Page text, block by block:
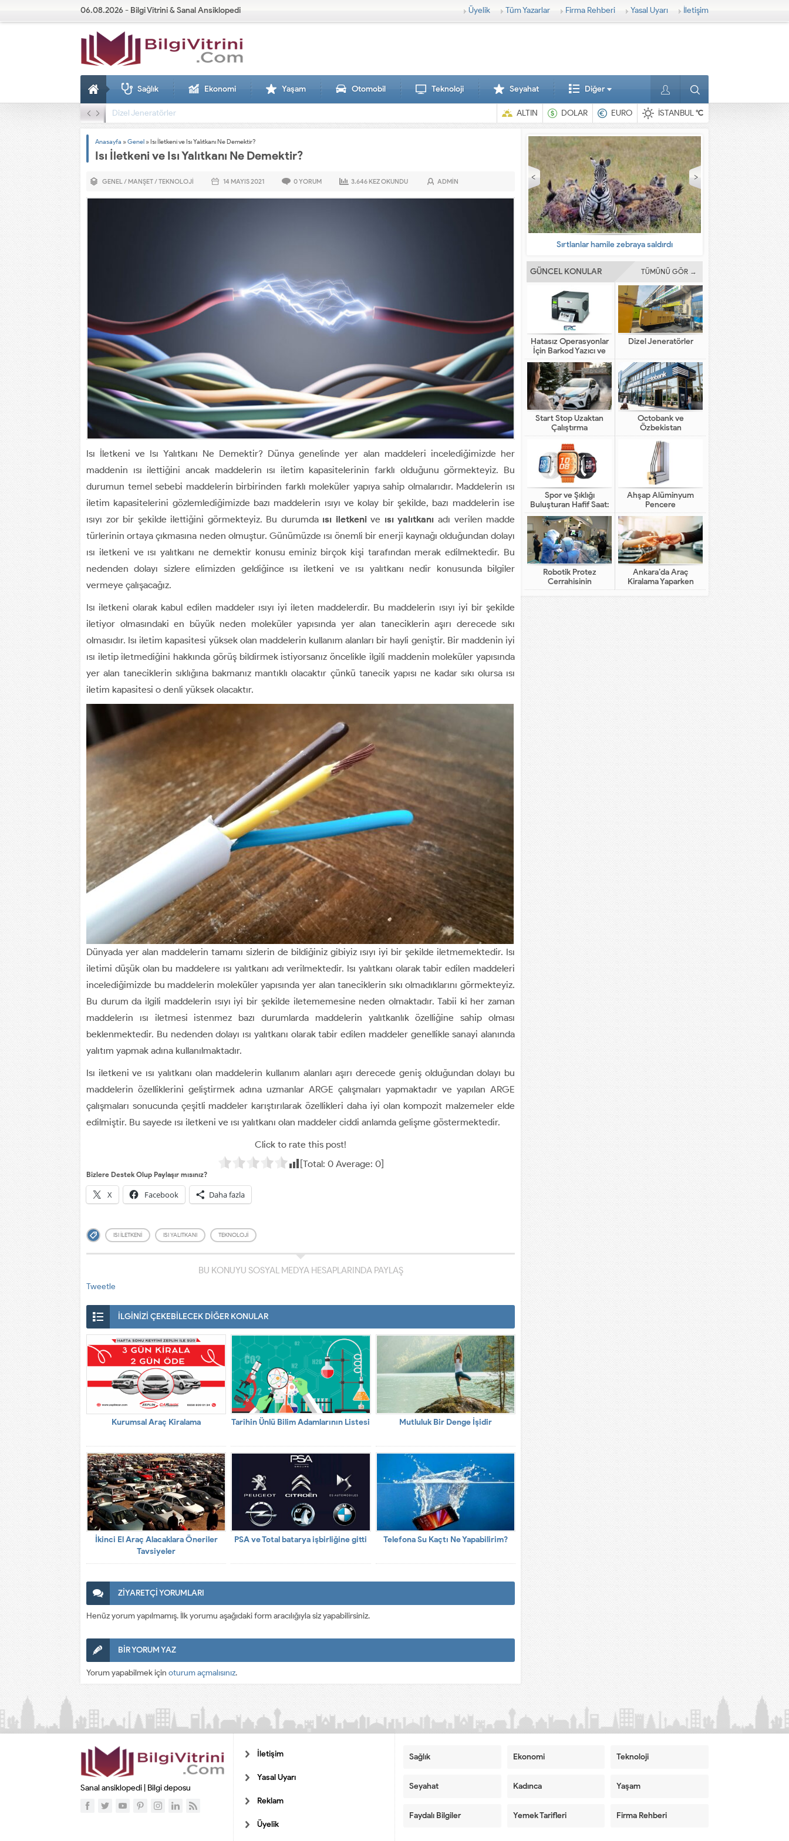
06.08.2026 - Bilgi Vitrini & Sanal Ansiklopedi Üyelik Tüm Yazarlar Firma Rehberi Yasal Uyarı İletişim
Sağlık Ekonomi Yaşam Otomobil Teknoloji Seyahat Diğer
Dizel Jeneratörler ALTIN DOLAR EURO İSTANBUL°C
Anasayfa »Genel »Isı İletkeni ve Isı Yalıtkanı Ne Demektir?
Isı İletkeni ve Isı Yalıtkanı Ne Demektir?
GENEL/ MANŞET/TEKNOLOJI 14 MAYIS2021 0YORUM 3.646 KEZ OKUNDU ADMIN
Isı İletkeni ve Isı Yalıtkanı Ne Demektir? Dünya genelinde yer alan maddeleri incelediğimizde her
maddenin ısı ilettiğini ancak maddelerin ısı iletim kapasitelerinin farklı olduğunu görmekteyiz. Bu
durumun temel sebebi maddelerin birbirinden farklı moleküler yapıya sahip olmalarıdır. Maddelerin ısı
iletim kapasitelerini gözlemlediğimizde bazı maddelerin ısıyı ve kolay bir şekilde, bazı maddelerin ise
ısıyı zor bir şekilde ilettiğini görmekteyiz. Bu durumda ısı iletkenive ısı yalıtkanı adı verilen madde
türlerinin ortaya çıkmasına neden olmuştur. Günümüzde ısı önemli bir enerji kaynağı olduğundan dolayı
ısı iletkeni ve ısı yalıtkanı ne demektir konusu eminiz birçok kişi tarafından merak edilmektedir. Bu
nedenden dolayı sizlere elimizden geldiğince ısı iletkeni ve ısı yalıtkanı nedir konusunda bilgiler
vermeye çalışacağız.
Isı iletkeni olarak kabul edilen maddeler ısıyı iyi ileten maddelerdir. Bu maddelerin ısıyı iyi bir şekilde
iletiyor olmasındaki en büyük neden moleküler yapısında yer alan taneciklerin aşırı derecede sıkı
olmasıdır. Isı iletim kapasitesi yüksek olan maddelerin kullanım alanları bir hayli geniştir. Bir maddenin iyi
ısı iletip iletmediğini hakkında görüş bildirmek istiyorsanız öncelikle ilgili maddenin moleküler yapısında
yer alan taneciklerin sıklığına bakmanız mantıklı olacaktır çünkü tanecik yapısı ne kadar sıkı olursa ısı
iletim kapasitesi o denli yüksek olacaktır.
Dünyada yer alan maddelerin tamamı sizlerin de bildiğiniz gibiyiz ısıyı iyi bir şekilde iletmemektedir. Isı
iletimi düşük olan bu maddelere ısı yalıtkanı adı verilmektedir. Isı yalıtkanı olarak tabir edilen maddeleri
incelediğimizde bu maddelerin moleküler yapısında yer alan taneciklerin sıkı olmadıklarını görmekteyiz.
Bu durum da ilgili maddelerin ısıyı iyi bir şekilde iletememesine neden olmaktadır. Tabii ki her zaman
maddelerin ısı iletmesi istenmez bazı durumlarda maddelerin yalıtkanlık özelliğine sahip olması
beklenmektedir. Bu nedenden dolayı ısı yalıtkanı olarak tabir edilen maddeler genellikle sanayi alanında
yalıtım yapmak adına kullanılmaktadır.
Isı iletkeni ve ısı yalıtkanı olan maddelerin kullanım alanları aşırı derecede geniş olduğundan dolayı bu
maddelerin özelliklerini geliştirmek adına uzmanlar ARGE çalışmaları yapmaktadır ve yapılan ARGE
çalışmaları sonucunda çeşitli maddeler karıştırılarak özellikleri daha iyi olan kompozit malzemeler elde
edilmiştir. Bu sayede ısı iletkeni ve ısı yalıtkanı olan maddeler ciddi anlamda gelişme göstermektedir.
Click to rate this post!
[Total: 0Average: 0]
Bizlere Destek Olup Paylaşır mısınız?
X Facebook Daha fazla
ISI ILETKENI ISI YALITKANI TEKNOLOJI
BU KONUYU SOSYAL MEDYA HESAPLARINDA PAYLAŞ
Tweetle
İLGİNİZİ ÇEKEBİLECEK DİĞER KONULAR
Kurumsal Araç Kiralama Tarihin Ünlü Bilim Adamlarının Listesi Mutluluk Bir Denge İşidir
İkinci El Araç Alacaklara Öneriler
Tavsiyeler
PSA ve Total batarya işbirliğine gitti Telefona Su Kaçtı Ne Yapabilirim?
ZİYARETÇİ YORUMLARI
Henüz yorum yapılmamış. İlk yorumu aşağıdaki form aracılığıyla siz yapabilirsiniz.
BİR YORUM YAZ
Yorum yapabilmek için oturum açmalısınız.
En ilginç hayvanlar
GÜNCEL KONULAR TÜMÜNÜ GÖR →
Hatasız Operasyonlar
İçin Barkod Yazıcı ve
Otomasyon Sistemleri
Dizel Jeneratörler
Start Stop Uzaktan
Çalıştırma
Octobank ve
Özbekistan
Bankalarının Dijital
Finansal Altyapının
Gelişimindeki Yeni Rolü
Spor ve Şıklığı
Buluşturan Hafif Saat:
HUAWEI WATCH FIT 5
Pro
Ahşap Alüminyum
Pencere
Robotik Protez
Cerrahisinin
Geleneksel Cerrahiden
Farkı Nedir?
Ankara’da Araç
Kiralama Yaparken
Dikkat Edilecekler
Sanal ansiklopedi | Bilgi deposu
İletişim
Yasal Uyarı
Reklam
Üyelik
Sağlık Ekonomi Teknoloji
Seyahat Kadınca Yaşam
Faydalı Bilgiler Yemek Tarifleri Firma Rehberi